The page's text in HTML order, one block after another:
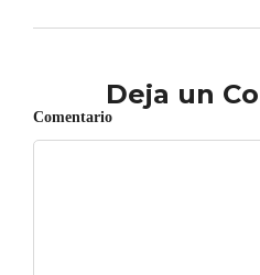
Deja un
Comentario